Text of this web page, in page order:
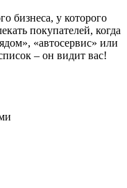
бизнеса, у которого
покупателей, когда
«автосервис» или
– он видит вас!